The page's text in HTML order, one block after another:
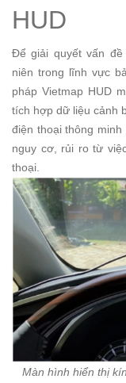
HUD
Để giải quyết vấn
niên trong lĩnh vực
pháp Vietmap HUD
tích hợp dữ liệu cảnh
điện thoại thông
nguy cơ, rủi ro từ
thoại.
Màn hình hiển thị